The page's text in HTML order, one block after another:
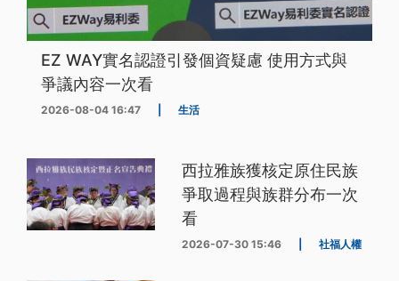
EZ WAY實名認證引發個資疑慮 使用方式與
爭議內容一次看
2026-08-04 16:47 生活
西拉雅族獲核定原住民族
爭取過程與族群分布一次
看
2026-07-30 15:46 社福人權